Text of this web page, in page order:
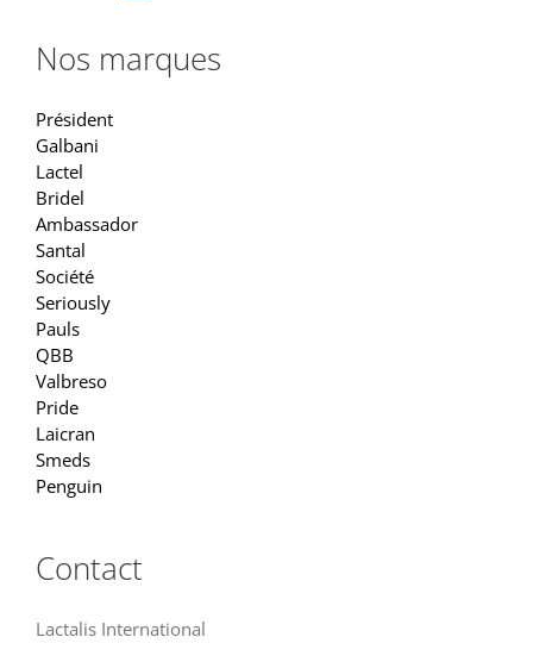
Nos marques
Président
Galbani
Lactel
Bridel
Ambassador
Santal
Société
Seriously
Pauls
QBB
Valbreso
Pride
Laicran
Smeds
Penguin
Contact
Lactalis International